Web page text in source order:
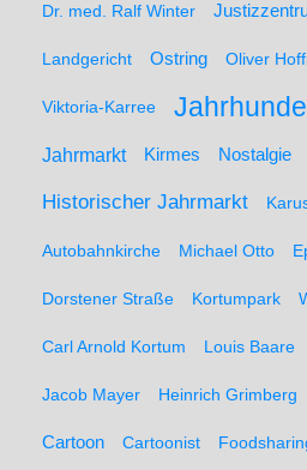
Dr. med. Ralf Winter
Landgericht Ostring Oliver
Viktoria-Karree
Jahrmarkt Kirmes Nostalgie
Historischer Jahrmarkt
Autobahnkirche Michael Otto
Dorstener Straße Kortumpark
Carl Arnold Kortum Louis Baare
Jacob Mayer Heinrich Grimberg
Cartoon Cartoonist